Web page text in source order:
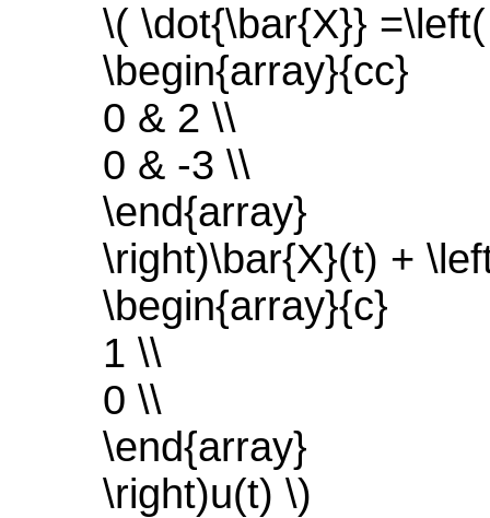
\( \dot{\bar{X}} =\left(
\begin{array}{cc}
0 & 2 \\
0 & -3 \\
\end{array}
\right)\bar{X}(t) +
\begin{array}{c}
1 \\
0 \\
\end{array}
\right)u(t) \)